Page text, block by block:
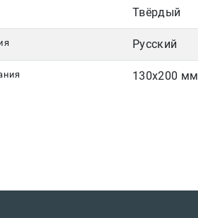
Твёрдый
Русский
130х200 мм